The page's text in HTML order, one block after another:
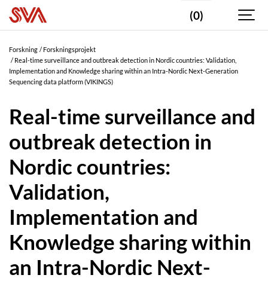
(0)
Forskning
Forskningsprojekt
Real-time surveillance and outbreak detection in Nordic countries: Validation,
Implementation and Knowledge sharing within an Intra-Nordic Next-Generation
Sequencing data platform (VIKINGS)
Real-time surveillance and
outbreak detection in
Nordic countries:
Validation,
Implementation and
Knowledge sharing within
an Intra-Nordic Next-